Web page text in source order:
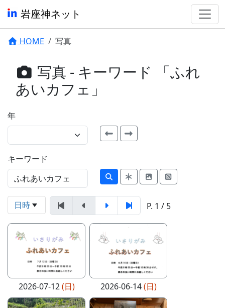
岩座神ネット
HOME 写真
写真 - キーワード 「ふれ
あいカフェ」
年
キーワード
日時 P. 1 / 5
2026-07-12(日) 2026-06-14(日)